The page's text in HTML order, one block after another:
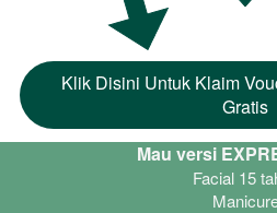
Klik Disini Untuk Klaim
Gratis
Mau versi
Facial 15